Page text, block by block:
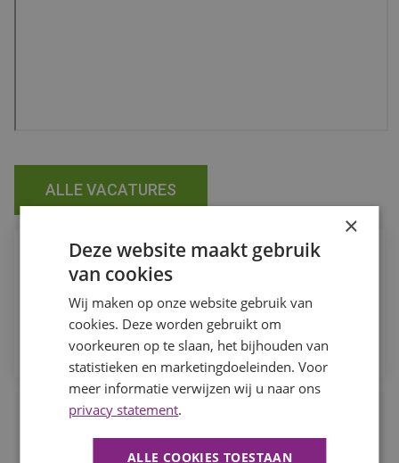
ALLE VACATURES
Job Alert
Ontvang de laatste vacatures in jouw vakgebied direct in je
mailbox.
MELD JE AAN
Waarom BaanBereik?
×
Deze website maakt gebruik
van cookies
Wij maken op onze website gebruik van
cookies. Deze worden gebruikt om
voorkeuren op te slaan, het bijhouden van
statistieken en marketingdoeleinden. Voor
meer informatie verwijzen wij u naar ons
privacy statement.
ALLE COOKIES TOESTAAN